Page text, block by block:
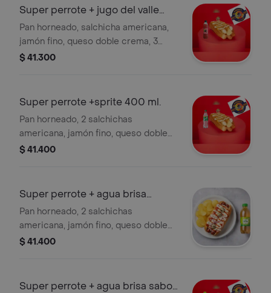
Super perrote + jugo del valle
500 ml
Pan horneado, salchicha americana,
jamón fino, queso doble crema, 3
huevos de codorniz, cebolla, salsas
$ 41.300
Super perrote +sprite 400 ml.
Pan horneado, 2 salchichas
americana, jamón fino, queso doble
crema, 3 huevos de codorniz, cebolla,
$ 41.400
Super perrote + agua brisa
manzana 600ml
Pan horneado, 2 salchichas
americana, jamón fino, queso doble
crema, 3 huevos de codorniz, cebolla,
$ 41.400
Super perrote + agua brisa sabor